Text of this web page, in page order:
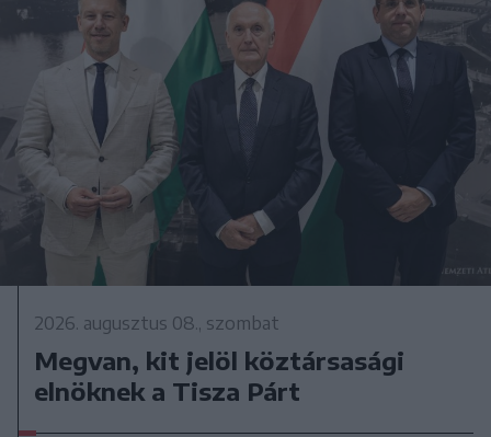
2026. augusztus 08., szombat
Megvan, kit jelöl köztársasági
elnöknek a Tisza Párt